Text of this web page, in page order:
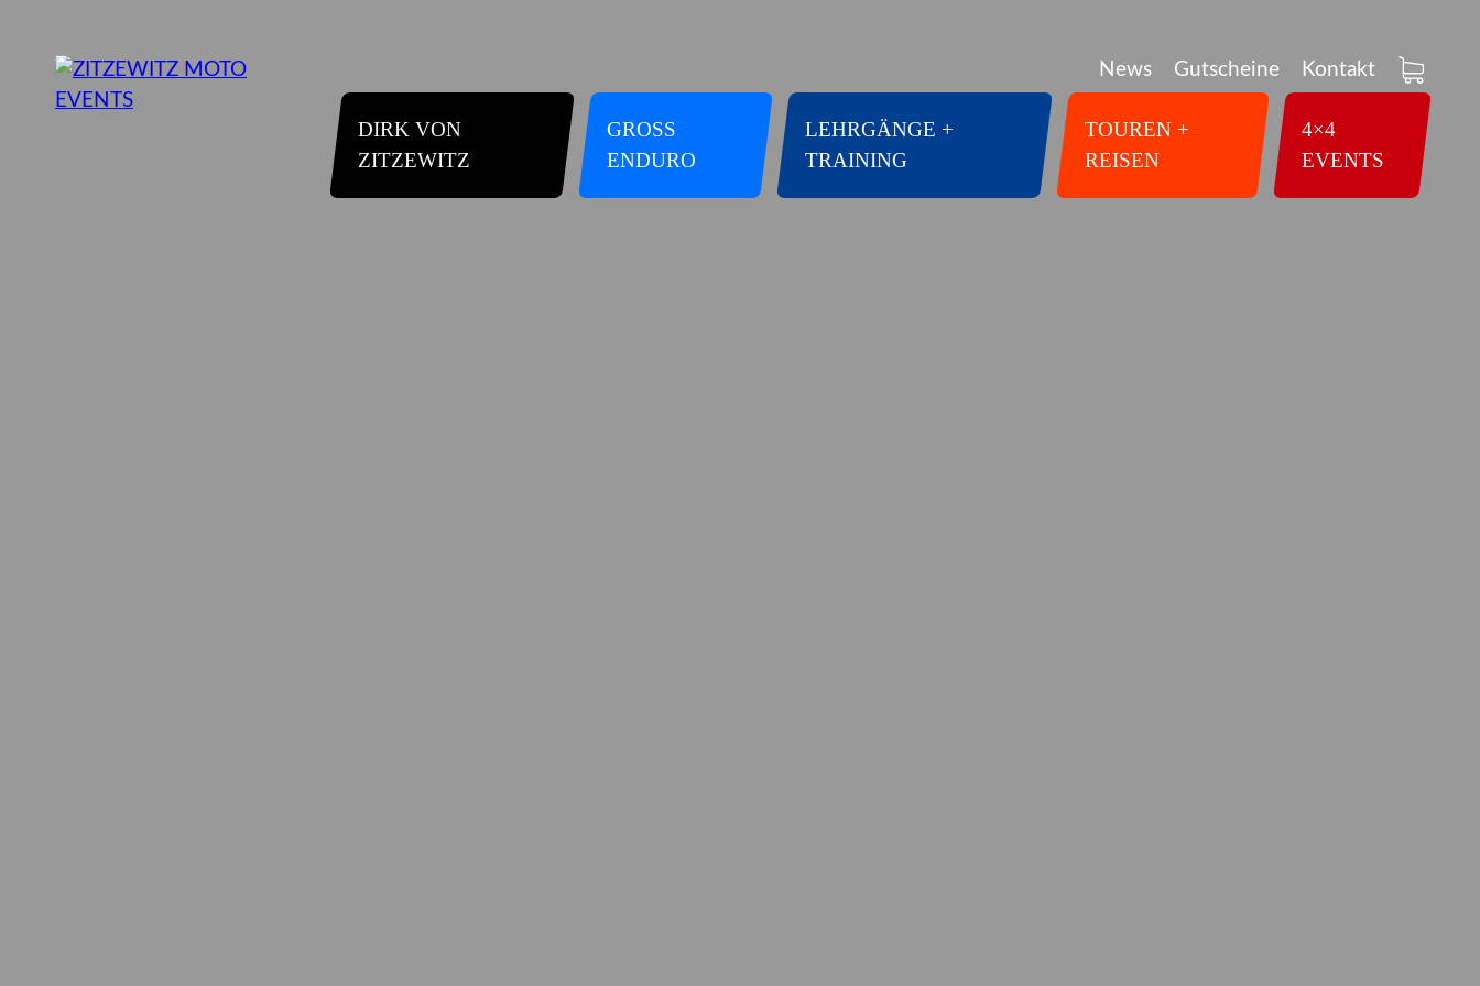
News Gutscheine Kontakt
DIRK VON
ZITZEWITZ
GROSS E
NDURO
LEHRGÄNGE +
TRAINING
TOUREN +
REISEN
4×4
EVENTS